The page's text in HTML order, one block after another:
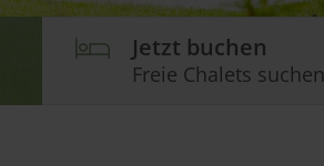
Jetzt buchen
Freie Chalets suchen